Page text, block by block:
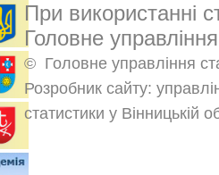
При використанні
Головне
© Головне управління
Розробник сайту:
статистики у Вінницькій